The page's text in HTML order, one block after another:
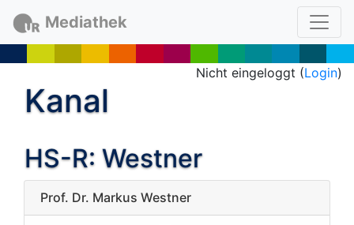
Mediathek
Nicht eingeloggt (Login)
Kanal
HS-R: Westner
Prof. Dr. Markus Westner